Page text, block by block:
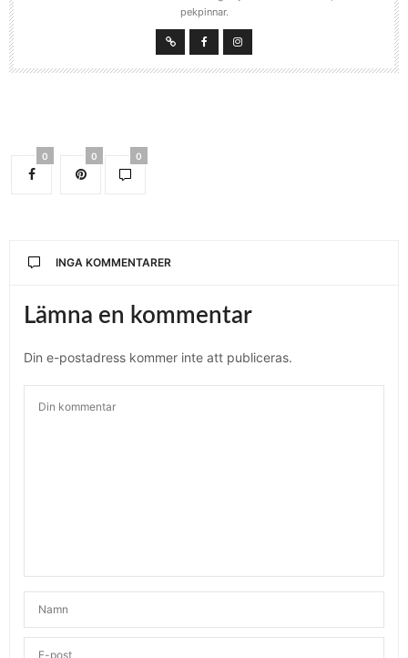
pekpinnar.
0 0 0
INGA KOMMENTARER
Lämna en kommentar
Din e-postadress kommer inte att publiceras.